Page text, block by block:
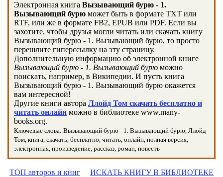
Электронная книга Вызывающий бурю - 1.
Вызывающий бурю может быть в формате TXT или
RTF, или же в формате FB2, EPUB или PDF. Если вы
захотите, чтобы друзья могли читать или скачать книгу
Вызывающий бурю - 1. Вызывающий бурю, то просто
перешлите гиперссылку на эту страницу.
Дополнительную информацию об электронной книге
Вызывающий бурю - 1. Вызывающий бурю можно
поискать, например, в Википедии. И пусть книга
Вызывающий бурю - 1. Вызывающий бурю окажется
вам интересной!
Другие книги автора Ллойд Том скачать бесплатно и
читать онлайн можно в библиотеке www.many-
books.org.
Ключевые слова: Вызывающий бурю - 1. Вызывающий бурю, Ллойд
Том, книга, скачать, бесплатно, читать, онлайн, полная версия,
электронная, произведение, рассказ, роман, повесть
ТОП авторов и книг ИСКАТЬ КНИГУ В БИБЛИОТЕКЕ